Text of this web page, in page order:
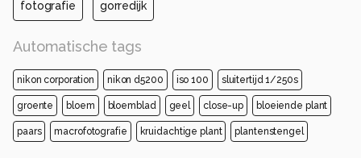
fotografie gorredijk
Automatische tags
nikon corporation nikon d5200 iso 100 sluitertijd 1/250s
groente bloem bloemblad geel close-up bloeiende plant
paars macrofotografie kruidachtige plant plantenstengel